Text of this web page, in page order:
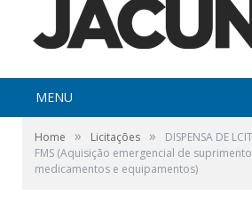
MENU
Home » Licitações »
DISPENSA DE
FMS (Aquisição emergencial de
medicamentos e equipamentos)